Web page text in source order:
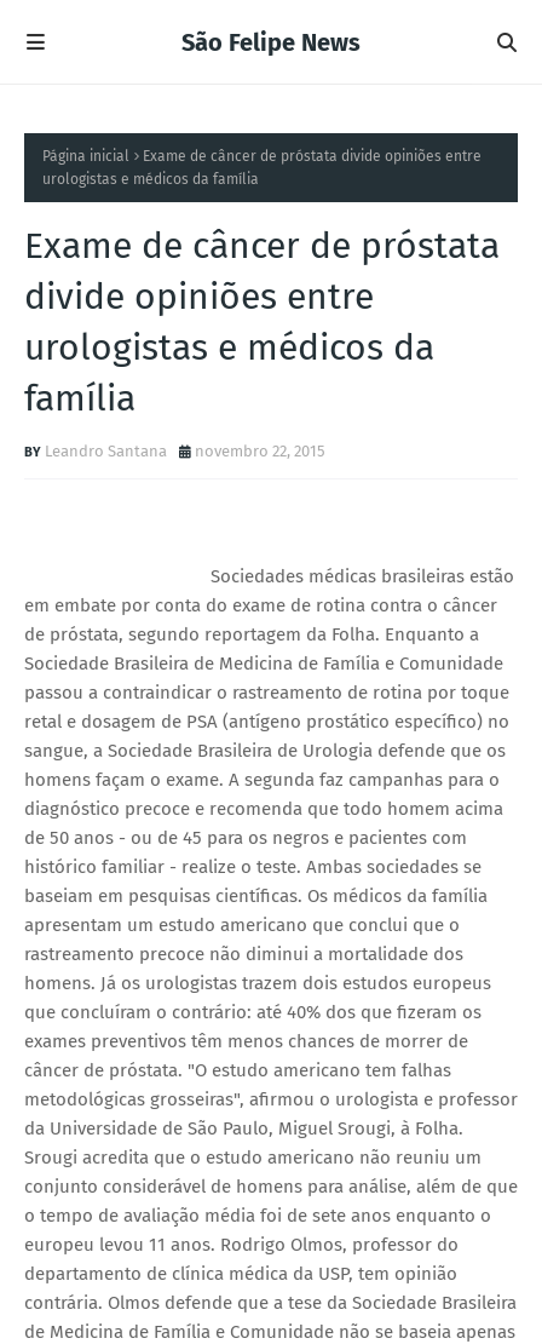
São Felipe News
Página inicial
Exame de câncer de próstata divide opiniões entre
urologistas e médicos da família
Exame de câncer de próstata
divide opiniões entre
urologistas e médicos da
família
Leandro Santana novembro 22, 2015
Sociedades médicas brasileiras estão
em embate por conta do exame de rotina contra o câncer
de próstata, segundo reportagem da Folha. Enquanto a
Sociedade Brasileira de Medicina de Família e Comunidade
passou a contraindicar o rastreamento de rotina por toque
retal e dosagem de PSA (antígeno prostático específico) no
sangue, a Sociedade Brasileira de Urologia defende que os
homens façam o exame. A segunda faz campanhas para o
diagnóstico precoce e recomenda que todo homem acima
de 50 anos - ou de 45 para os negros e pacientes com
histórico familiar - realize o teste. Ambas sociedades se
baseiam em pesquisas científicas. Os médicos da família
apresentam um estudo americano que conclui que o
rastreamento precoce não diminui a mortalidade dos
homens. Já os urologistas trazem dois estudos europeus
que concluíram o contrário: até 40% dos que fizeram os
exames preventivos têm menos chances de morrer de
câncer de próstata. "O estudo americano tem falhas
metodológicas grosseiras", afirmou o urologista e professor
da Universidade de São Paulo, Miguel Srougi, à Folha.
Srougi acredita que o estudo americano não reuniu um
conjunto considerável de homens para análise, além de que
o tempo de avaliação média foi de sete anos enquanto o
europeu levou 11 anos. Rodrigo Olmos, professor do
departamento de clínica médica da USP, tem opinião
contrária. Olmos defende que a tese da Sociedade Brasileira
de Medicina de Família e Comunidade não se baseia apenas